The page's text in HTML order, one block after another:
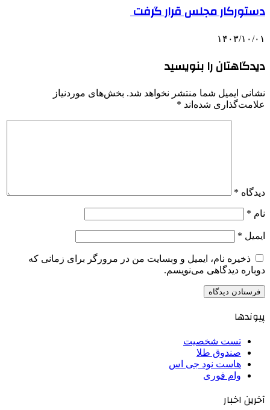
دستورکار مجلس قرار گرفت
۱۴۰۳/۱۰/۰۱
دیدگاهتان را بنویسید
نشانی ایمیل شما منتشر نخواهد شد. بخش‌های موردنیاز
علامت‌گذاری شده‌اند *
دیدگاه *
نام *
ایمیل *
ذخیره نام، ایمیل و وبسایت من در مرورگر برای زمانی که
دوباره دیدگاهی می‌نویسم.
پیوندها
تست شخصیت
صندوق طلا
هاست نود جی اس
وام فوری
آخرین اخبار